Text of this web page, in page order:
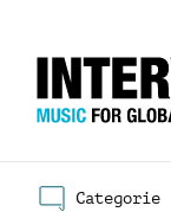
Categorie